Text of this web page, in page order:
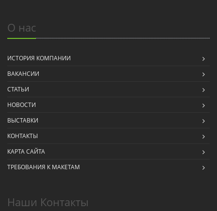
О нас
ИСТОРИЯ КОМПАНИИ
ВАКАНСИИ
СТАТЬИ
НОВОСТИ
ВЫСТАВКИ
КОНТАКТЫ
КАРТА САЙТА
ТРЕБОВАНИЯ К МАКЕТАМ
Наши Контакты